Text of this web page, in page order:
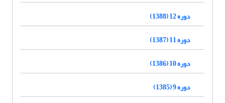
دوره 12 (1388)
دوره 11 (1387)
دوره 10 (1386)
دوره 9 (1385)